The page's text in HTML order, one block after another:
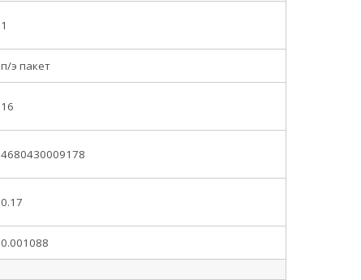
1
п/э пакет
16
4680430009178
0.17
0.001088